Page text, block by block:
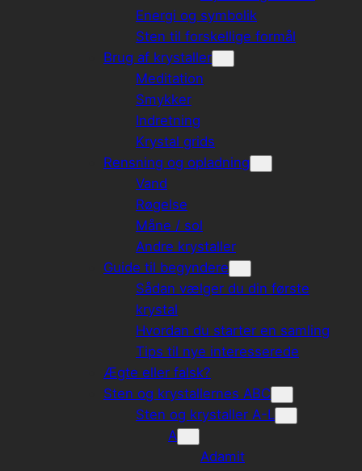
Energi og symbolik
Sten til forskellige formål
Brug af krystaller
Meditation
Smykker
Indretning
Krystal grids
Rensning og opladning
Vand
Røgelse
Måne / sol
Andre krystaller
Guide til begyndere
Sådan vælger du din første
krystal
Hvordan du starter en samling
Tips til nye interesserede
Ægte eller falsk?
Sten og krystallernes ABC
Sten og krystaller A-L
A
Adamit